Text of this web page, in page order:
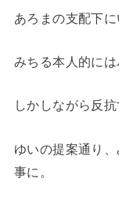
あろまの支配下に
みちる本人的には
しかしながら反
ゆいの提案通り
事に。